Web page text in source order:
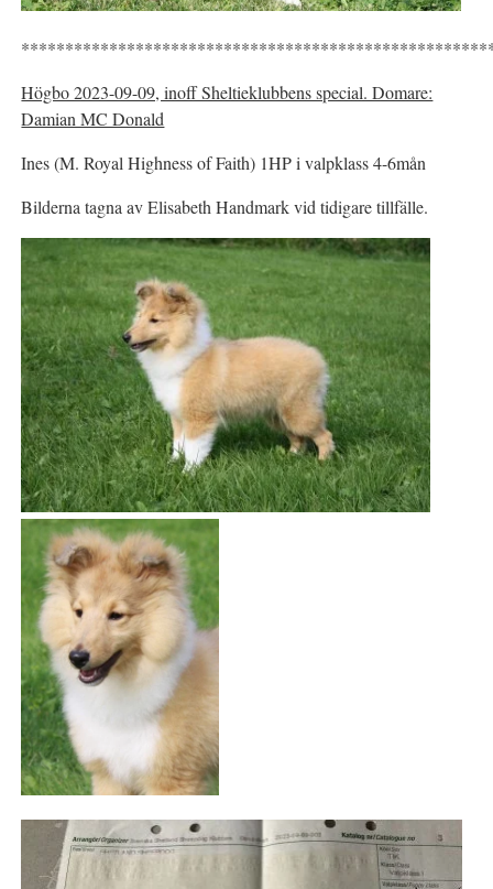
Högbo 2023-09-09, inoff Sheltieklubbens special. Domare:
Damian MC Donald
Ines (M. Royal Highness of Faith) 1HP i valpklass 4-6mån
Bilderna tagna av Elisabeth Handmark vid tidigare tillfälle.